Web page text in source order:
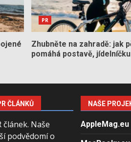
PR
Zhubněte na zahradě: jak
pomáhá postavě,
ČLÁNKŮ
článek. Naše
podvědomí o
NAŠE
AppleMag.eu